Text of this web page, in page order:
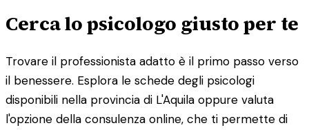
Cerca lo psicologo giusto per te
Trovare il professionista adatto è il primo passo verso
il benessere. Esplora le schede degli psicologi
disponibili nella provincia di L'Aquila oppure valuta
l'opzione della consulenza online, che ti permette di